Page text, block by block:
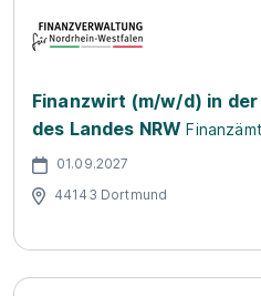
Finanzwirt (m/w/d) in
des Landes NRW
01.09.2027
44143 Dortmund